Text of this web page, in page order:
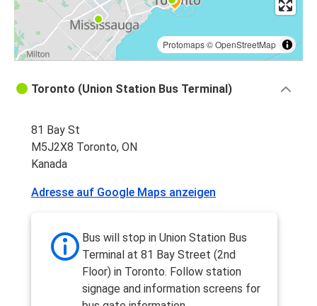
Protomaps©OpenStreetMap
Toronto (Union Station Bus Terminal)
81 Bay St
M5J2X8 Toronto, ON
Kanada
Adresse auf Google Maps anzeigen
Bus will stop in Union Station Bus
Terminal at 81 Bay Street (2nd
Floor) in Toronto. Follow station
signage and information screens for